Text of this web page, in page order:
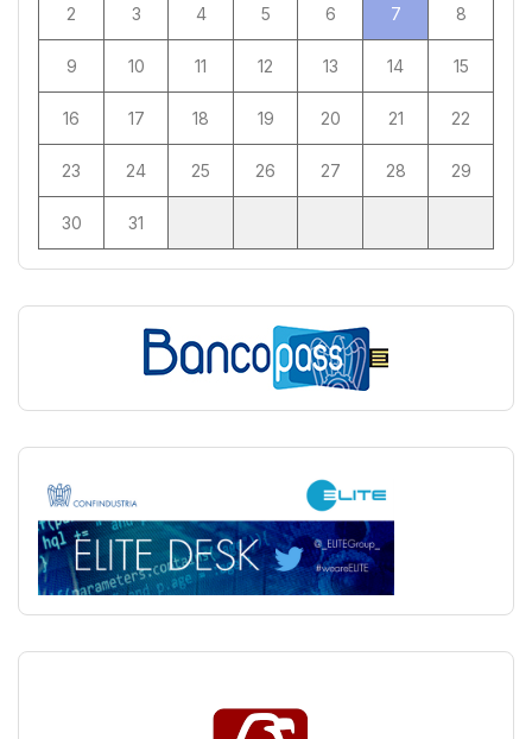
2 3 4 5 6 7 8
9 10 11 12 13 14 15
16 17 18 19 20 21 22
23 24 25 26 27 28 29
30 31